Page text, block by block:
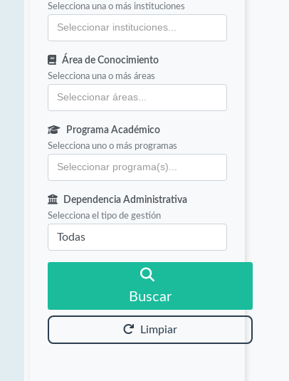
Selecciona una o más instituciones
Área de Conocimiento
Selecciona una o más áreas
Programa Académico
Selecciona uno o más programas
Dependencia Administrativa
Selecciona el tipo de gestión
Buscar
Limpiar